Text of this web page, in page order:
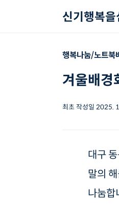
신기행복
행복나눔/노트북
겨울배경
최초 작성일 2025.
대구
말의
나눔합